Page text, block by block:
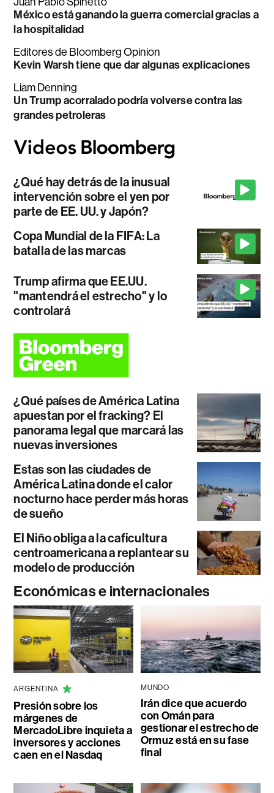
México está ganando la guerra comercial gracias a
la hospitalidad
Editores de Bloomberg Opinion
Kevin Warsh tiene que dar algunas explicaciones
Liam Denning
Un Trump acorralado podría volverse contra las
grandes petroleras
¿Qué hay detrás de la inusual
intervención sobre el yen por
parte de EE. UU. y Japón?
Copa Mundial de la FIFA: La
batalla de las marcas
Trump afirma que EE.UU.
"mantendrá el estrecho" y lo
controlará
¿Qué países de América Latina
apuestan por el fracking? El
panorama legal que marcará las
nuevas inversiones
Estas son las ciudades de
América Latina donde el calor
nocturno hace perder más horas
de sueño
El Niño obliga a la caficultura
centroamericana a replantear su
modelo de producción
Económicas e internacionales
ARGENTINA
Presión sobre los
márgenes de
MercadoLibre inquieta a
inversores y acciones
caen en el Nasdaq
MUNDO
Irán dice que acuerdo
con Omán para
gestionar el estrecho de
Ormuz está en su fase
final